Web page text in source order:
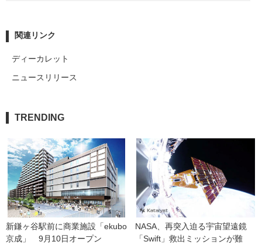
関連リンク
ディーカレット
ニュースリリース
TRENDING
新鎌ヶ谷駅前に商業施設「ekubo
京成」　9月10日オープン
NASA、再突入迫る宇宙望遠鏡
「Swift」救出ミッションが難